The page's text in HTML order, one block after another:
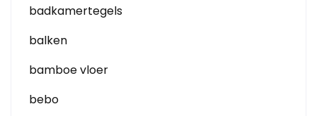
badkamertegels
balken
bamboe vloer
bebo